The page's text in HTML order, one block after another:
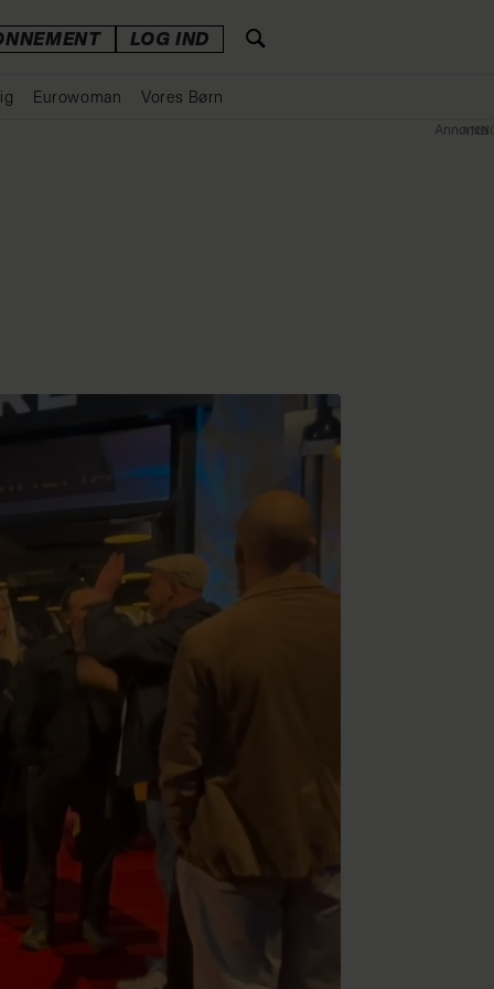
LOG IND
Eurowoman Vores Børn
Annonce